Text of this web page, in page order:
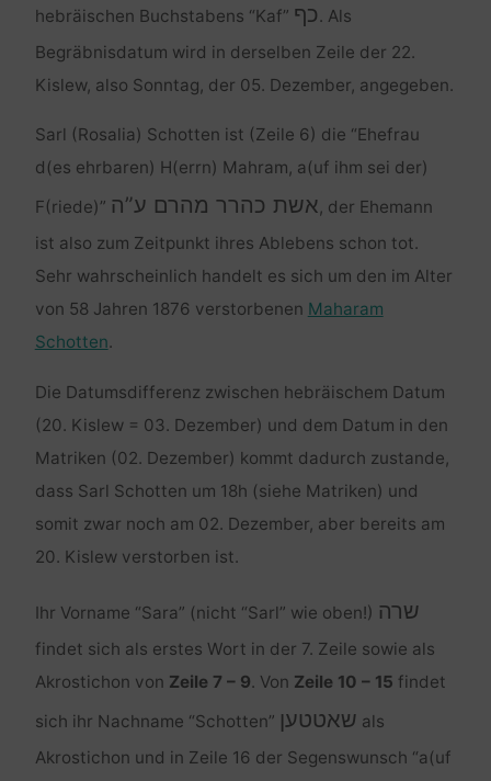
hebräischen Buchstabens “Kaf” כף. Als
Begräbnisdatum wird in derselben Zeile der 22.
Kislew, also Sonntag, der 05. Dezember, angegeben.
Sarl (Rosalia) Schotten ist (Zeile 6) die “Ehefrau
d(es ehrbaren) H(errn) Mahram, a(uf ihm sei der)
F(riede)” אשת כהרר מהרם ע”ה, der Ehemann
ist also zum Zeitpunkt ihres Ablebens schon tot.
Sehr wahrscheinlich handelt es sich um den im Alter
von 58 Jahren 1876 verstorbenen Maharam
Schotten.
Die Datumsdifferenz zwischen hebräischem Datum
(20. Kislew = 03. Dezember) und dem Datum in den
Matriken (02. Dezember) kommt dadurch zustande,
dass Sarl Schotten um 18h (siehe Matriken) und
somit zwar noch am 02. Dezember, aber bereits am
20. Kislew verstorben ist.
Ihr Vorname “Sara” (nicht “Sarl” wie oben!) שרה
findet sich als erstes Wort in der 7. Zeile sowie als
Akrostichon von Zeile 7 – 9. Von Zeile 10 – 15 findet
sich ihr Nachname “Schotten” שאטטען als
Akrostichon und in Zeile 16 der Segenswunsch “a(uf